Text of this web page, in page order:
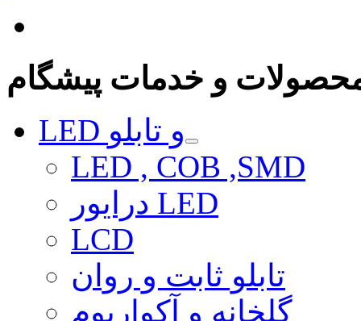
و خدمات پیشگام
LED و تابلو
LED , COB ,SMD
درایور LED
LCD
تابلو ثابت و روان
گلخانه و آکواریوم